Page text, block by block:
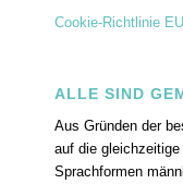
Cookie-Richtlinie EU
ALLE SIND
Aus Gründen der
auf die gleichzeitige
Sprachformen